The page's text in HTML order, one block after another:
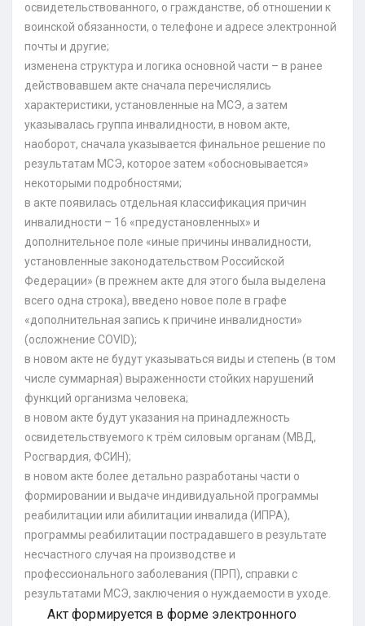
освидетельствованного, о гражданстве, об отношении к
воинской обязанности, о телефоне и адресе электронной
почты и другие;
изменена структура и логика основной части – в ранее
действовавшем акте сначала перечислялись
характеристики, установленные на МСЭ, а затем
указывалась группа инвалидности, в новом акте,
наоборот, сначала указывается финальное решение по
результатам МСЭ, которое затем «обосновывается»
некоторыми подробностями;
в акте появилась отдельная классификация причин
инвалидности – 16 «предустановленных» и
дополнительное поле «иные причины инвалидности,
установленные законодательством Российской
Федерации» (в прежнем акте для этого была выделена
всего одна строка), введено новое поле в графе
«дополнительная запись к причине инвалидности»
(осложнение COVID);
в новом акте не будут указываться виды и степень (в том
числе суммарная) выраженности стойких нарушений
функций организма человека;
в новом акте будут указания на принадлежность
освидетельствуемого к трём силовым органам (МВД,
Росгвардия, ФСИН);
в новом акте более детально разработаны части о
формировании и выдаче индивидуальной программы
реабилитации или абилитации инвалида (ИПРА),
программы реабилитации пострадавшего в результате
несчастного случая на производстве и
профессионального заболевания (ПРП), справки с
результатами МСЭ, заключения о нуждаемости в уходе.
Акт формируется в форме электронного